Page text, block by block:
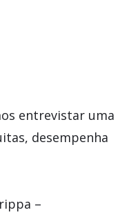
entrevistar uma
desempenha
–